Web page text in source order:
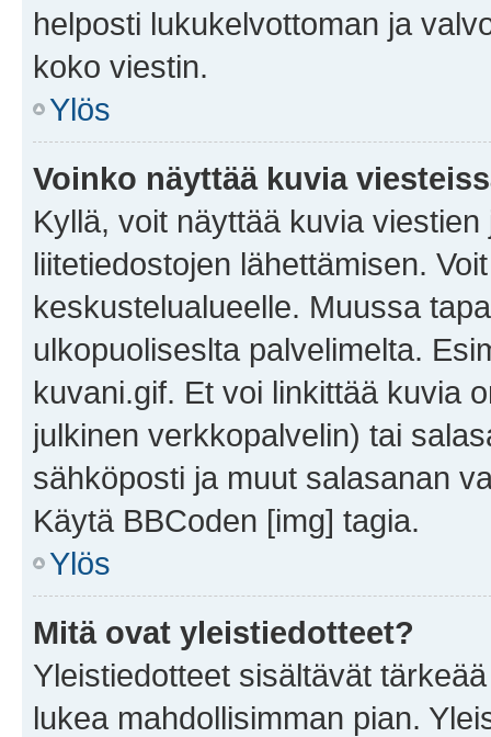
helposti lukukelvottoman ja
koko viestin.
Ylös
Voinko näyttää kuvia
Kyllä, voit näyttää kuvia
liitetiedostojen lähettämisen.
keskustelualueelle. Muussa
ulkopuoliseslta palvelimelta.
kuvani.gif. Et voi linkittää kuvia
julkinen verkkopalvelin) tai
sähköposti ja muut salasanan
Käytä BBCoden [img] tagia.
Ylös
Mitä ovat yleistiedotteet?
Yleistiedotteet sisältävät
lukea mahdollisimman pian.